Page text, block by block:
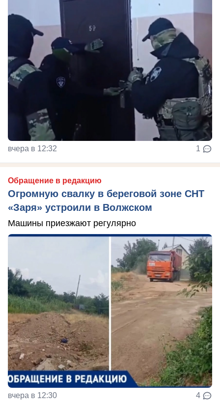
вчера в 12:32 1
Обращение в редакцию
Огромную свалку в береговой зоне СНТ
«Заря» устроили в Волжском
Машины приезжают регулярно
вчера в 12:30 4